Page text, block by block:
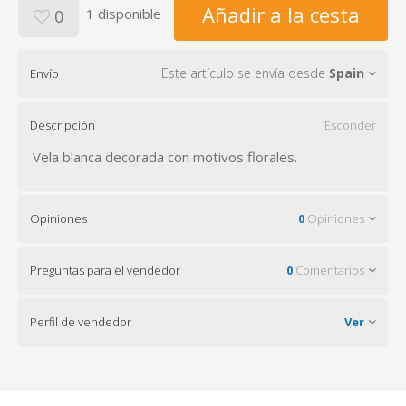
0 1 disponible Añadir a la cesta
Envío Este artículo se envía desde Spain
Descripción Esconder
Vela blanca decorada con motivos florales.
Opiniones 0 Opiniones
Preguntas para el vendedor 0 Comentarios
Perfil de vendedor Ver